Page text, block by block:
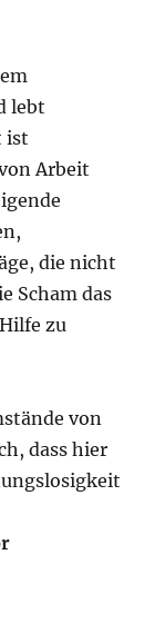
lebt
ist
Arbeit
die nicht
Scham das
zu
von
dass hier